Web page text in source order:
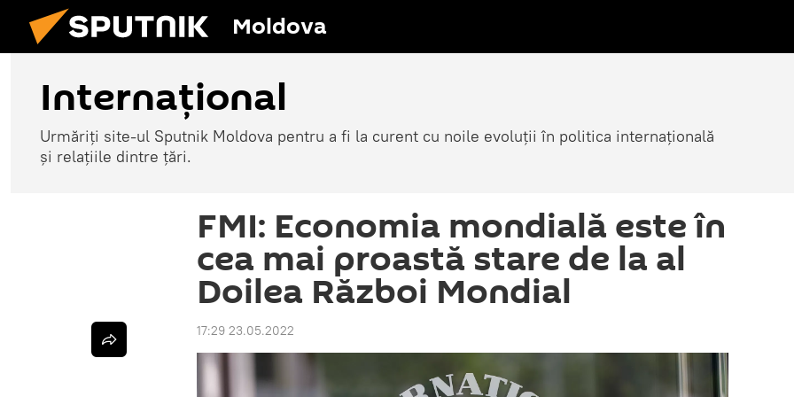
Moldova
Internațional
Urmăriți site-ul Sputnik Moldova pentru a fi la curent cu noile evoluții în politica internațională
și relațiile dintre țări.
FMI: Economia mondială este în
cea mai proastă stare de la al
Doilea Război Mondial
17:29 23.05.2022